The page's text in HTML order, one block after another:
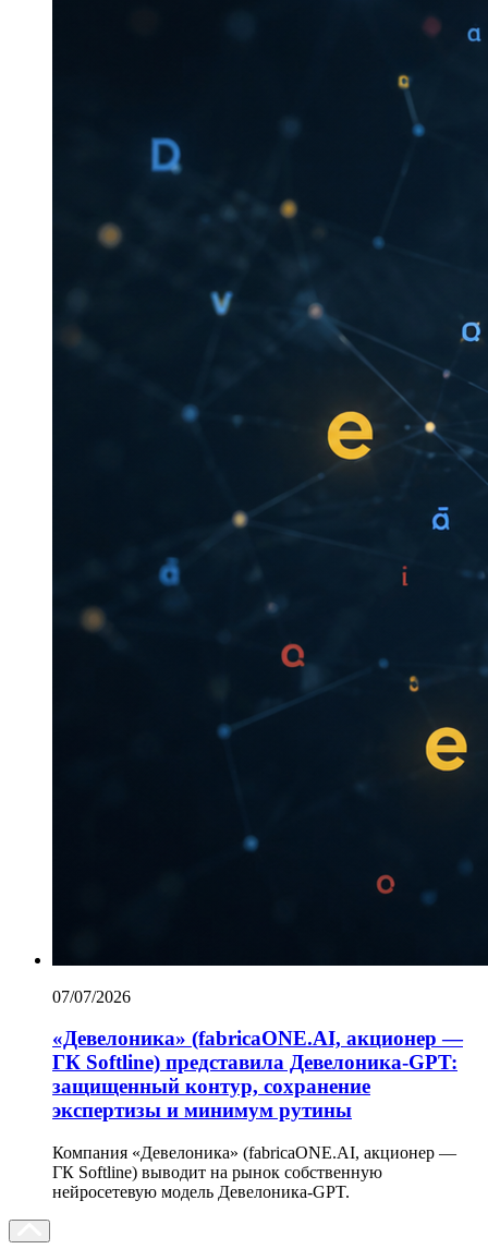
07/07/2026
«Девелоника» (fabricaONE.AI, акционер —
ГК Softline) представила Девелоника-GPT:
защищенный контур, сохранение
экспертизы и минимум рутины
Компания «Девелоника» (fabricaONE.AI, акционер —
ГК Softline) выводит на рынок собственную
нейросетевую модель Девелоника-GPT.